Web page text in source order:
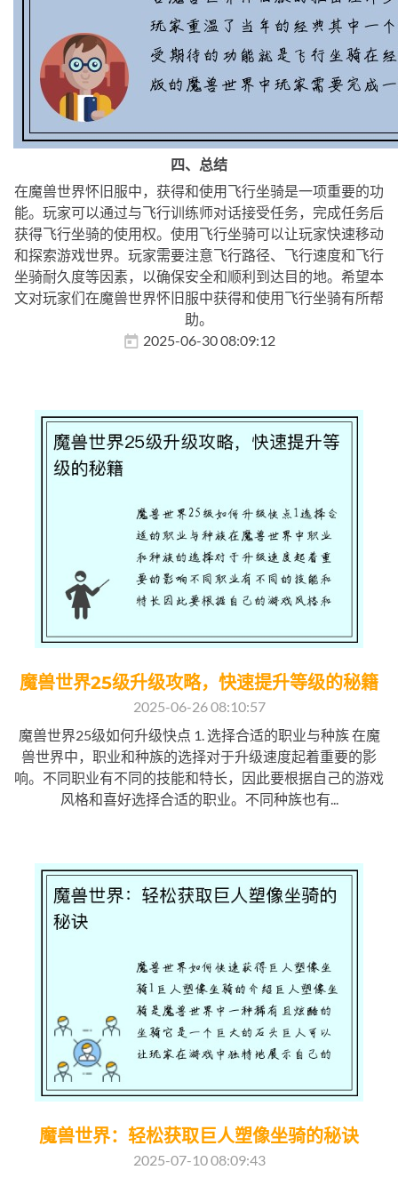
四、总结
在魔兽世界怀旧服中，获得和使用飞行坐骑是一项重要的功
能。玩家可以通过与飞行训练师对话接受任务，完成任务后
获得飞行坐骑的使用权。使用飞行坐骑可以让玩家快速移动
和探索游戏世界。玩家需要注意飞行路径、飞行速度和飞行
坐骑耐久度等因素，以确保安全和顺利到达目的地。希望本
文对玩家们在魔兽世界怀旧服中获得和使用飞行坐骑有所帮
助。
2025-06-30 08:09:12
魔兽世界25级升级攻略，快速提升等级的秘籍
2025-06-26 08:10:57
魔兽世界25级如何升级快点 1. 选择合适的职业与种族 在魔
兽世界中，职业和种族的选择对于升级速度起着重要的影
响。不同职业有不同的技能和特长，因此要根据自己的游戏
风格和喜好选择合适的职业。不同种族也有...
魔兽世界：轻松获取巨人塑像坐骑的秘诀
2025-07-10 08:09:43